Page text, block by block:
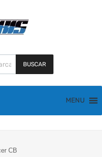
BUSCAR
MENU
CB